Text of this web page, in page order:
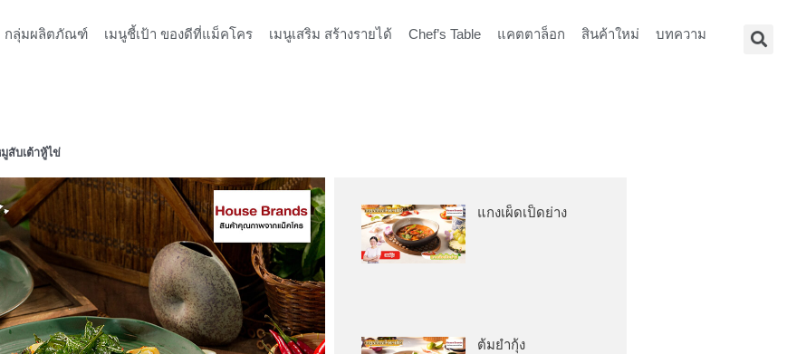
กลุ่มผลิตภัณฑ์ เมนูชี้เป้า ของดีที่แม็คโคร เมนูเสริม สร้างรายได้ Chef’s Table แคตตาล็อก สินค้าใหม่ บทความ
สับเต้าหู้ไข่
แกงเผ็ดเป็ดย่าง
ต้มยำกุ้ง